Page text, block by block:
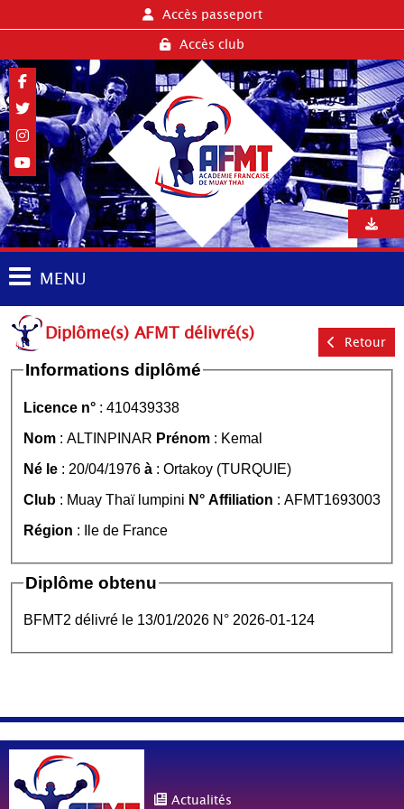
Accès passeport
Accès club
MENU
Diplôme(s) AFMT délivré(s) Retour
Informations diplômé
Licence n° : 410439338
Nom : ALTINPINAR Prénom : Kemal
Né le : 20/04/1976 à : Ortakoy (TURQUIE)
Club : Muay Thaï lumpini N° Affiliation : AFMT1693003
Région : Ile de France
Diplôme obtenu
BFMT2 délivré le 13/01/2026 N° 2026-01-124
Actualités